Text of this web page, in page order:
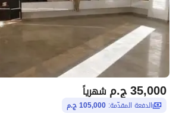
ج.م35,000 شهرياً
الدفعة المقدّمة: 105,000 ج.م